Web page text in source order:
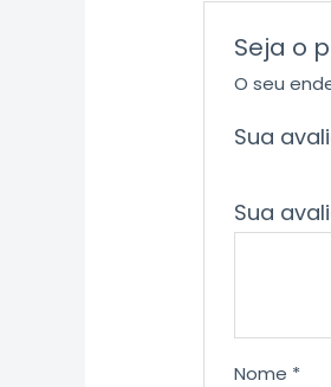
Seja o
O seu
Sua
Sua
Nome *